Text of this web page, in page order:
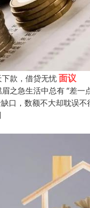
款，借贷无忧面议
之急​生活中总有 “差
口，数额不大却耽误不